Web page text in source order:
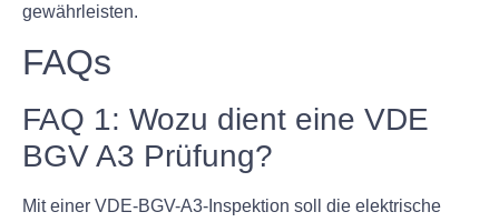
gewährleisten.
FAQs
FAQ 1: Wozu dient eine VDE
BGV A3 Prüfung?
Mit einer VDE-BGV-A3-Inspektion soll die elektrische